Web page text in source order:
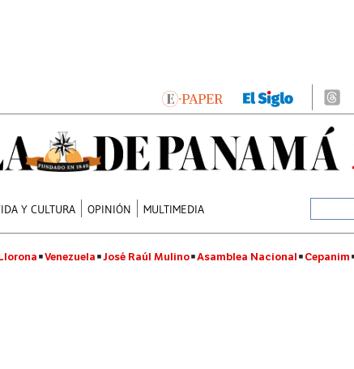
Y CULTURA OPINIÓN MULTIMEDIA
Venezuela José Raúl Mulino Asamblea Nacional Cepanim